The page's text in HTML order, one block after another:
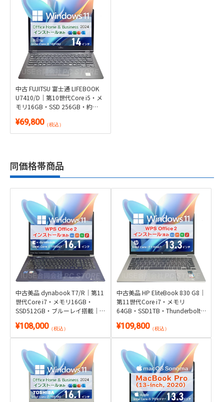
中古 FUJITSU 富士通 LIFEBOOK
U7410/D｜第10世代Core i5・メ
モリ16GB・SSD 256GB・約
Microsoft Office 2024付き
¥69,800（税込）
同価格帯商品
中古美品 dynabook T7/R｜第11
世代Core i7・メモリ16GB・
SSD512GB・ブルーレイ搭載｜
¥108,000（税込）
中古美品 HP EliteBook 830 G8｜
第11世代Core i7・メモリ
64GB・SSD1TB・Thunderbolt 4
2付き
¥109,800（税込）